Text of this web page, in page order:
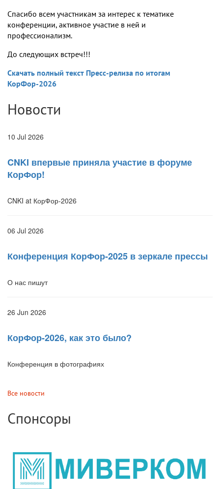
Спасибо всем участникам за интерес к тематике
конференции, активное участие в ней и
профессионализм.
До следующих встреч!!!
Скачать полный текст Пресс-релиза по итогам
КорФор-2026
Новости
10 Jul 2026
CNKI впервые приняла участие в форуме
КорФор!
CNKI at КорФор-2026
06 Jul 2026
Конференция КорФор-2025 в зеркале прессы
О нас пишут
26 Jun 2026
КорФор-2026, как это было?
Конференция в фотографиях
Все новости
Спонсоры